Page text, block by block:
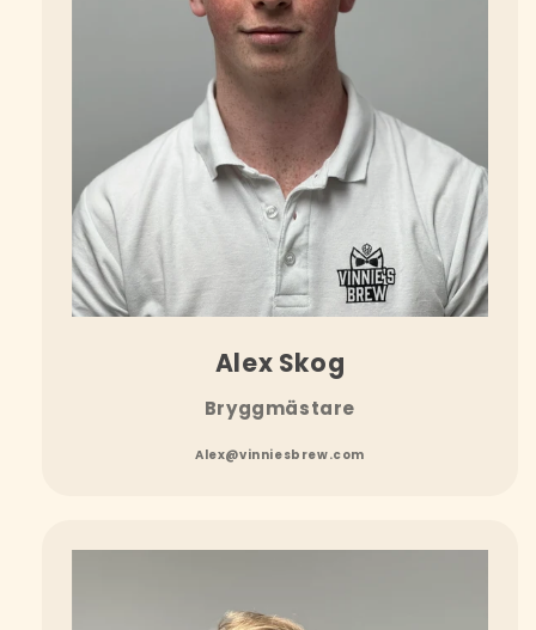
Alex Skog
Bryggmästare
Alex@vinniesbrew.com